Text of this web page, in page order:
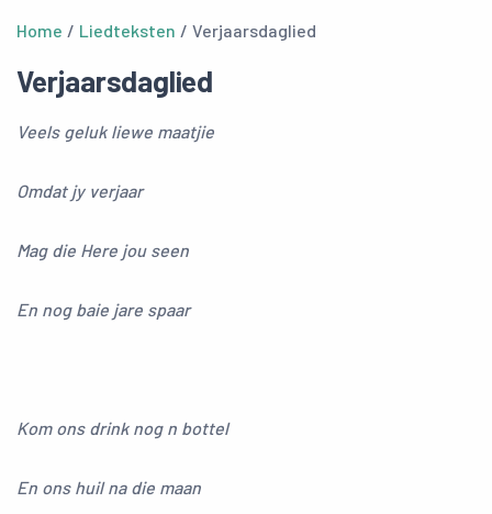
Home / Liedteksten / Verjaarsdaglied
Verjaarsdaglied
Veels geluk liewe maatjie
Omdat jy verjaar
Mag die Here jou seen
En nog baie jare spaar
Kom ons drink nog n bottel
En ons huil na die maan